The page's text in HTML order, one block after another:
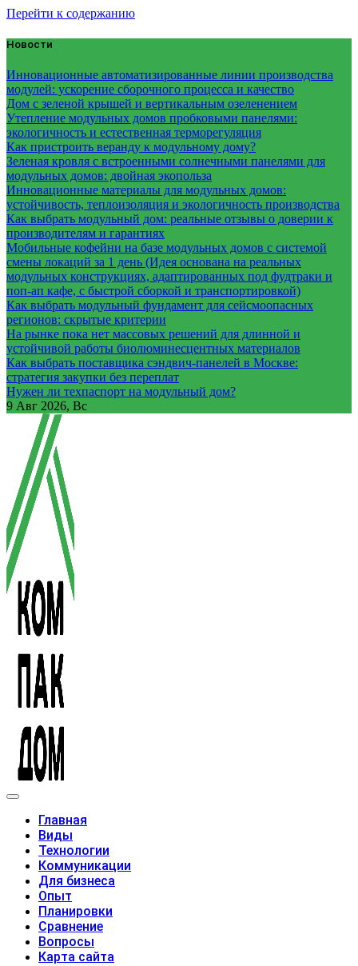
Перейти к содержанию
Новости
Инновационные автоматизированные линии производства
модулей: ускорение сборочного процесса и качество
Дом с зеленой крышей и вертикальным озеленением
Утепление модульных домов пробковыми панелями:
экологичность и естественная терморегуляция
Как пристроить веранду к модульному дому?
Зеленая кровля с встроенными солнечными панелями для
модульных домов: двойная экопольза
Инновационные материалы для модульных домов:
устойчивость, теплоизоляция и экологичность производства
Как выбрать модульный дом: реальные отзывы о доверии к
производителям и гарантиях
Мобильные кофейни на базе модульных домов с системой
смены локаций за 1 день (Идея основана на реальных
модульных конструкциях, адаптированных под фудтраки и
поп-ап кафе, с быстрой сборкой и транспортировкой)
Как выбрать модульный фундамент для сейсмоопасных
регионов: скрытые критерии
На рынке пока нет массовых решений для длинной и
устойчивой работы биолюминесцентных материалов
Как выбрать поставщика сэндвич-панелей в Москве:
стратегия закупки без переплат
Нужен ли техпаспорт на модульный дом?
9 Авг 2026, Вс
Главная
Виды
Технологии
Коммуникации
Для бизнеса
Опыт
Планировки
Сравнение
Вопросы
Карта сайта